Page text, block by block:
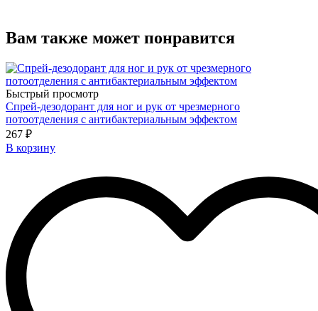
Вам также может понравится
Быстрый просмотр
Спрей-дезодорант для ног и рук от чрезмерного
потоотделения с антибактериальным эффектом
267 ₽
В корзину